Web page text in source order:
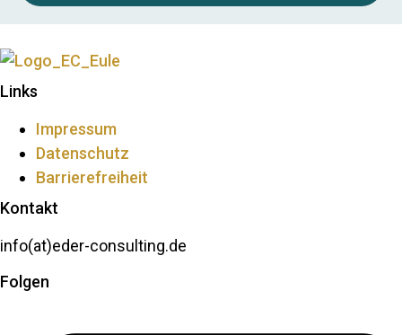
Links
Impressum
Datenschutz
Barrierefreiheit
Kontakt
info(at)eder-consulting.de
Folgen